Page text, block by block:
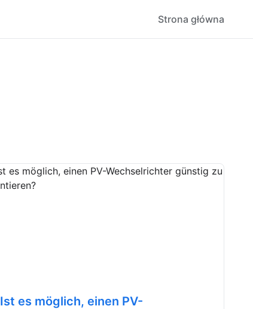
Strona główna
Ist es möglich, einen PV-